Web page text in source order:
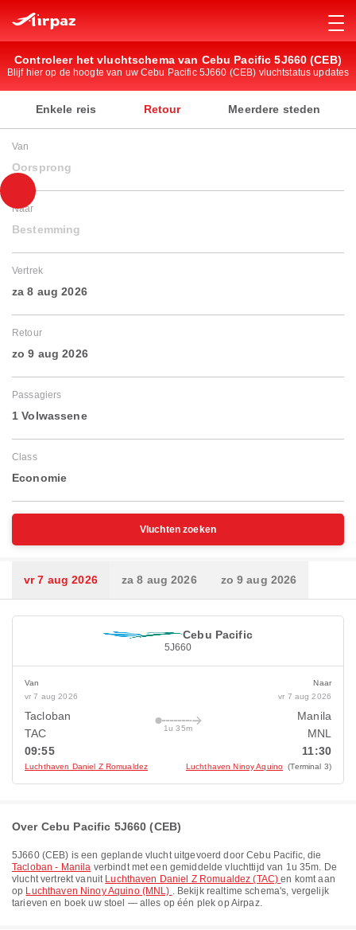
Controleer het vluchtschema van Cebu Pacific 5J660 (CEB)
Blijf hier op de hoogte van uw Cebu Pacific 5J660 (CEB) vluchtstatus updates
Enkele reis Retour Meerdere steden
Van
Oorsprong
Naar
Bestemming
Vertrek
za 8 aug 2026
Retour
zo 9 aug 2026
Passagiers
1 Volwassene
Class
Economie
Vluchten zoeken
vr 7 aug 2026 za 8 aug 2026 zo 9 aug 2026
Cebu Pacific
5J660
Van
vr 7 aug 2026
Tacloban
TAC
09:55
Luchthaven Daniel Z Romualdez
1u 35m
Naar
vr 7 aug 2026
Manila
MNL
11:30
Luchthaven Ninoy Aquino (Terminal 3)
Over Cebu Pacific 5J660 (CEB)
5J660(CEB) is een geplande vlucht uitgevoerd doorCebu Pacific, die
Tacloban - Manila verbindt met een gemiddelde vluchttijd van 1u 35m. De
vlucht vertrekt vanuit Luchthaven Daniel Z Romualdez (TAC)en komt aan
op Luchthaven Ninoy Aquino (MNL) . Bekijk realtime schema's, vergelijk
tarieven en boek uw stoel — alles op één plek op Airpaz.